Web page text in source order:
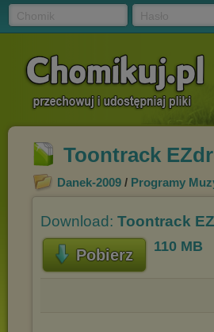
Toontrack
Danek-2009 / Programy
Download: Toontrack
Pobierz 110 MB